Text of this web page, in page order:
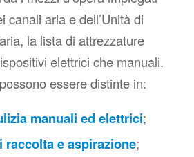
canali aria e dell’Unità di
la lista di attrezzature
elettrici che manuali.
essere distinte in:
manuali ed elettrici;
e aspirazione;